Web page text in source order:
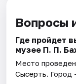
Вопросы
Где пройдет
музее П. П.
Место
Сысерть. Город